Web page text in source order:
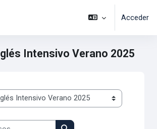
Acceder
Intensivo Verano 2025